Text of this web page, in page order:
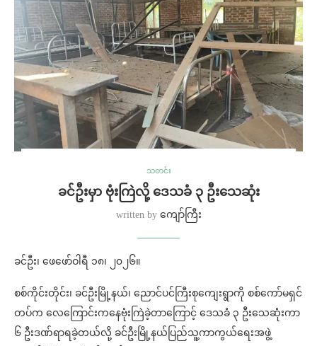
သတင်း
ခင်ဦးမှာ ဗုံးကြဲလို့ ဒေသခံ ၃ ဦးသေဆုံး
written by ကျော်ကြီး
ခင်ဦး၊ ဖေဖော်ဝါရီ ၁၈၊ ၂၀၂၆။
စစ်ကိုင်းတိုင်း၊ ခင်ဦးမြို့နယ်၊ ညောင်ပင်ကြီးစုကျေးရွာကို စစ်ကော်မရှင်
တပ်က လေကြောင်းကနေဗုံးကြဲခဲ့တာကြောင့် ဒေသခံ ၃ ဦးသေဆုံးကာ
၆ ဦးဒဏ်ရာရခဲ့တယ်လို့ ခင်ဦးမြို့နယ်ပြည်သူ့ကာကွယ်ရေးအဖွဲ့